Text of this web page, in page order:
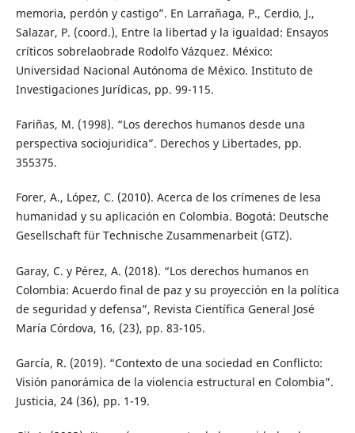
memoria, perdón y castigo”. En Larrañaga, P., Cerdio, J.,
Salazar, P. (coord.), Entre la libertad y la igualdad: Ensayos
críticos sobrelaobrade Rodolfo Vázquez. México:
Universidad Nacional Autónoma de México. Instituto de
Investigaciones Jurídicas, pp. 99-115.
Fariñas, M. (1998). “Los derechos humanos desde una
perspectiva sociojuridica”. Derechos y Libertades, pp.
355375.
Forer, A., López, C. (2010). Acerca de los crímenes de lesa
humanidad y su aplicación en Colombia. Bogotá: Deutsche
Gesellschaft für Technische Zusammenarbeit (GTZ).
Garay, C. y Pérez, A. (2018). “Los derechos humanos en
Colombia: Acuerdo final de paz y su proyección en la política
de seguridad y defensa”, Revista Científica General José
María Córdova, 16, (23), pp. 83-105.
García, R. (2019). “Contexto de una sociedad en Conflicto:
Visión panorámica de la violencia estructural en Colombia”.
Justicia, 24 (36), pp. 1-19.